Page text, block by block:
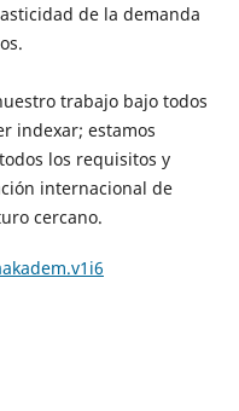
de la demanda
trabajo bajo todos
indexar; estamos
los requisitos y
internacional de
cercano.